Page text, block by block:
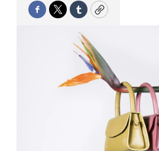
Facebook
TwitterTumblrCopy